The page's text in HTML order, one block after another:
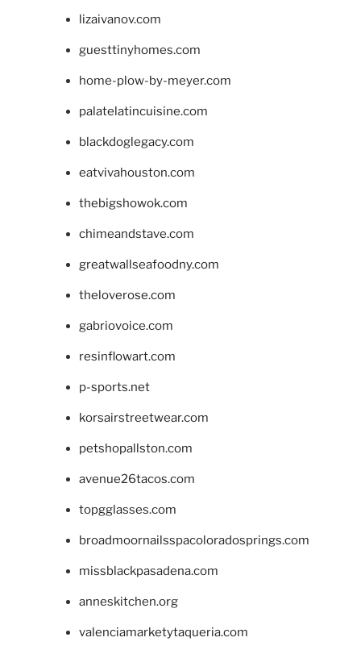
lizaivanov.com
guesttinyhomes.com
home-plow-by-meyer.com
palatelatincuisine.com
blackdoglegacy.com
eatvivahouston.com
thebigshowok.com
chimeandstave.com
greatwallseafoodny.com
theloverose.com
gabriovoice.com
resinflowart.com
p-sports.net
korsairstreetwear.com
petshopallston.com
avenue26tacos.com
topgglasses.com
broadmoornailsspacoloradosprings.com
missblackpasadena.com
anneskitchen.org
valenciamarketytaqueria.com